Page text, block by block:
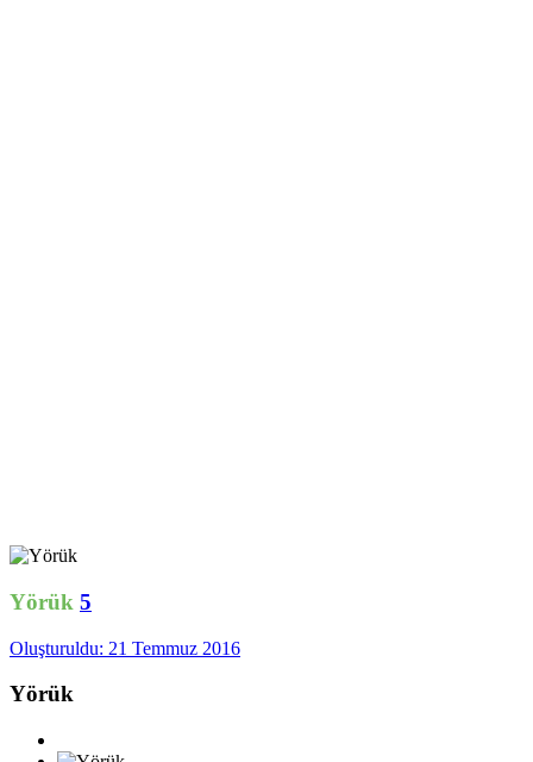
Yörük 5
Oluşturuldu: 21 Temmuz 2016
Yörük